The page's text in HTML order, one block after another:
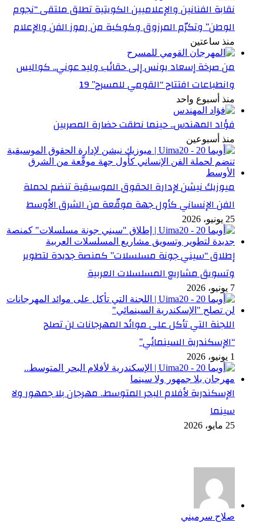
نقابة الفنانين والإعلاميين الكويتية تطلق ملتقى “نجوم
الوطن” وتكرّم المرزوق وكوكبة من رموز الفن والإعلام
منذ ساعتين
من صرخة إسعاد يونس إلى حقائب وليد عوني.. كواليس
وانطباعات افتتاح “القومي للمسرح” 19
منذ أسبوع واحد
فؤاد المهندس.. حينما نطقت حضارة المصريين
منذ أسبوعين
ميوزيك نيشن لإدارة الحقوق الموسيقية تنضم لحملة
الفن الإنساني كأول جهة موقّعة من الشرق الأوسط
25 يونيو، 2026
إطلاق “سيني جونة مسلسلات” كمنصة جديدة لتطوير
وتسويق مشاريع المسلسلات العربية
7 يونيو، 2026
اللجنة التي تأكل على موائد المهرجانات لن تصلح
“الإسكندرية السينمائي”
1 يونيو، 2026
الإسكندرية لأفلام البحر المتوسط.. مهرجان بلا جمهور ولا
سينما
25 مايو، 2026
صلاح سرميني